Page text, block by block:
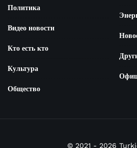
Политика
Видео новости
Кто есть кто
Культура
Общество
© 2021 - 2026